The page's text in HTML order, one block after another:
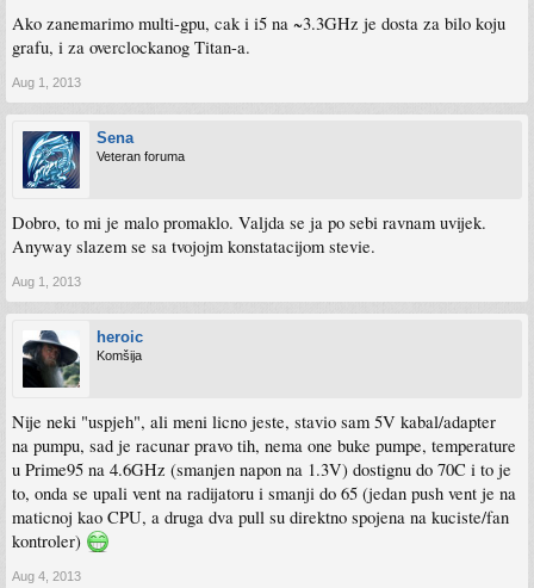
Ako zanemarimo multi-gpu, cak i i5 na ~3.3GHz je dosta za bilo koju
grafu, i za overclockanog Titan-a.
Aug 1, 2013
Sena
Veteran foruma
Dobro, to mi je malo promaklo. Valjda se ja po sebi ravnam uvijek.
Anyway slazem se sa tvojojm konstatacijom stevie.
Aug 1, 2013
heroic
Komšija
Nije neki "uspjeh", ali meni licno jeste, stavio sam 5V kabal/adapter
na pumpu, sad je racunar pravo tih, nema one buke pumpe, temperature
u Prime95 na 4.6GHz (smanjen napon na 1.3V) dostignu do 70C i to je
to, onda se upali vent na radijatoru i smanji do 65 (jedan push vent je na
maticnoj kao CPU, a druga dva pull su direktno spojena na kuciste/fan
kontroler)
Aug 4, 2013